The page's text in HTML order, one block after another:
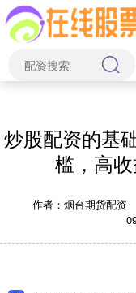
炒股配资的基
槛，高
作者：烟台期货配资